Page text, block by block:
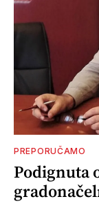
PREPORUČAMO
Podignuta